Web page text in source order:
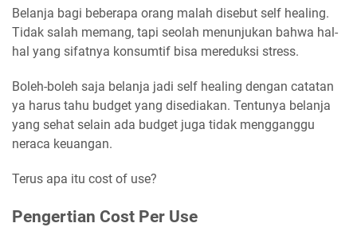
Belanja bagi beberapa orang malah disebut self healing.
Tidak salah memang, tapi seolah menunjukan bahwa hal-
hal yang sifatnya konsumtif bisa mereduksi stress.
Boleh-boleh saja belanja jadi self healing dengan catatan
ya harus tahu budget yang disediakan. Tentunya belanja
yang sehat selain ada budget juga tidak mengganggu
neraca keuangan.
Terus apa itu cost of use?
Pengertian Cost Per Use